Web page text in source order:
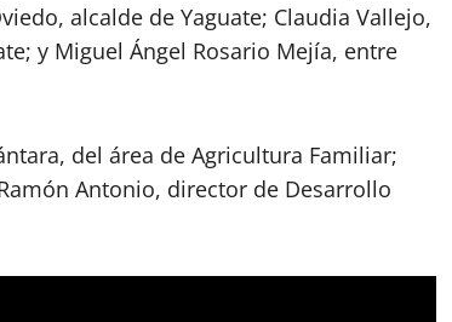
alcalde de Yaguate; Claudia Vallejo,
y Miguel Ángel Rosario Mejía, entre
del área de Agricultura Familiar;
Antonio, director de Desarrollo